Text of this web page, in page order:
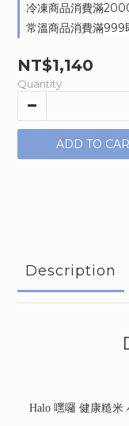
冷凍商品消費滿
常溫商品消費滿
NT$1,140
Quantity
ADD TO
Description
Halo 嘿囉 健康糙米